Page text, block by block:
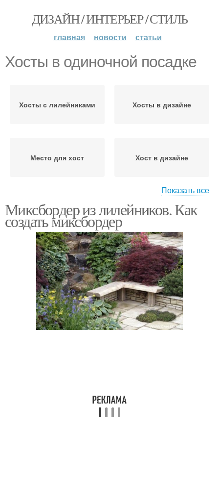
ДИЗАЙН / ИНТЕРЬЕР / СТИЛЬ
главная новости статьи
Хосты в одиночной посадке
Хосты с лилейниками Хосты в дизайне
Место для хост Хост в дизайне
Хосты в контейнерах
Показать все
Миксбордер из лилейников. Как
создать миксбордер